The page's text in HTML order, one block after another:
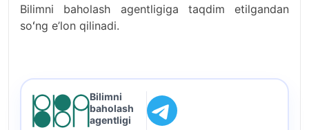
Bilimni baholash agentligiga taqdim etilgandan
soʻng e’lon qilinadi.
Bilimni
baholash
agentligi